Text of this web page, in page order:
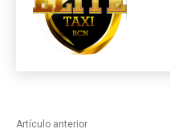
Artículo anterior